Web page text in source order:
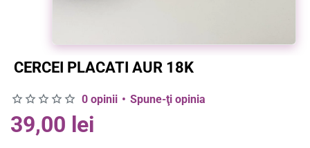
CERCEI PLACATI AUR 18K
0 opinii • Spune-ţi opinia
39,00 lei